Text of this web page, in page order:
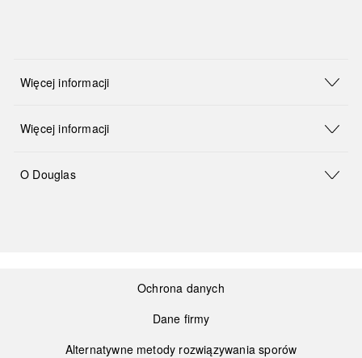
Więcej informacji
Więcej informacji
O Douglas
Ochrona danych
Dane firmy
Alternatywne metody rozwiązywania sporów